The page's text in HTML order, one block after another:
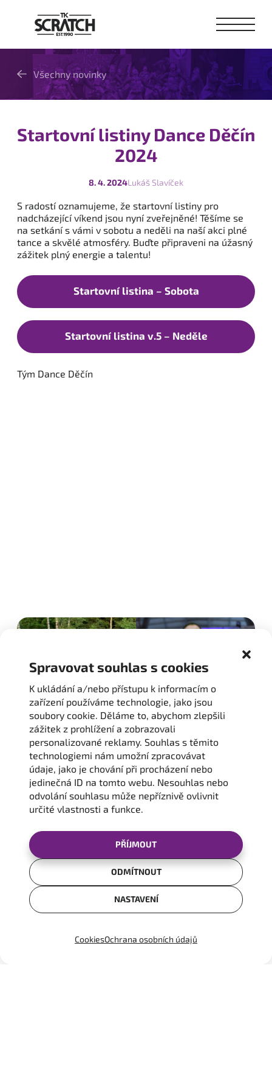
Spravovat souhlas s cookies
K ukládání a/nebo přístupu k informacím o
zařízení používáme technologie, jako jsou
soubory cookie. Děláme to, abychom zlepšili
zážitek z prohlížení a zobrazovali
personalizované reklamy. Souhlas s těmito
technologiemi nám umožní zpracovávat
údaje, jako je chování při procházení nebo
jedinečná ID na tomto webu. Nesouhlas nebo
odvolání souhlasu může nepříznivě ovlivnit
určité vlastnosti a funkce.
PŘÍJMOUT
ODMÍTNOUT
NASTAVENÍ
CookiesOchrana osobních údajů
Všechny novinky
Startovní listiny Dance Děčín
2024
8. 4. 2024Lukáš Slavíček
S radostí oznamujeme, že startovní listiny pro
nadcházející víkend jsou nyní zveřejněné! Těšíme se
na setkání s vámi v sobotu a neděli na naší akci plné
tance a skvělé atmosféry. Buďte připraveni na úžasný
zážitek plný energie a talentu!
Startovní listina – Sobota
Startovní listina v.5 – Neděle
Tým Dance Děčín
Zobrazit další fotky
Kontakty
GDPR
Cookies